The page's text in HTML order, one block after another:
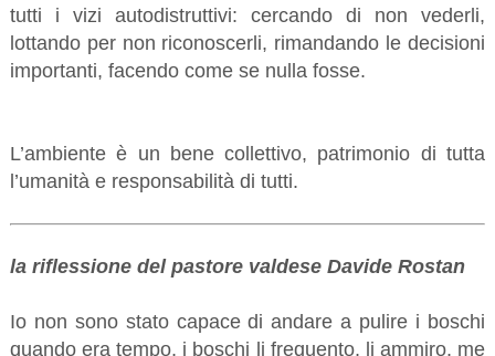
tutti i vizi autodistruttivi: cercando di non vederli,
lottando per non riconoscerli, rimandando le decisioni
importanti, facendo come se nulla fosse.
L’ambiente è un bene collettivo, patrimonio di tutta
l’umanità e responsabilità di tutti.
la riflessione del pastore valdese Davide Rostan
Io non sono stato capace di andare a pulire i boschi
quando era tempo, i boschi li frequento, li ammiro, me